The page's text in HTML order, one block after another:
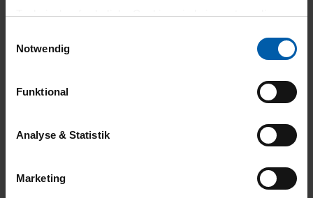
Technisch erforderliche Cookies sind eine notwendige
grundlegende Funktionen wie etwa zur Auswahl und
gewährleisten.
Für die Darstellung personalisierter Angebote, Anzeigen
und Inhalte aufgrund Ihres Nutzerverhaltens und Ihres
Zwecke zur Analyse und Optimierung unserer
Notwendig
Funktional
Analyse & Statistik
Marketing
Auch hier wie bei den anderen
sympathischer Baumwollstoff, gute
08.07.2026